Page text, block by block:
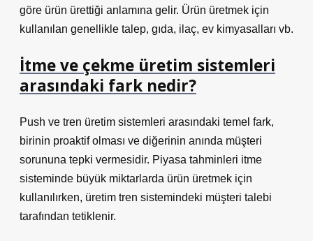
göre ürün ürettiği anlamına gelir. Ürün üretmek için
kullanılan genellikle talep, gıda, ilaç, ev kimyasalları vb.
İtme ve çekme üretim sistemleri
arasındaki fark nedir?
Push ve tren üretim sistemleri arasındaki temel fark,
birinin proaktif olması ve diğerinin anında müşteri
sorununa tepki vermesidir. Piyasa tahminleri itme
sisteminde büyük miktarlarda ürün üretmek için
kullanılırken, üretim tren sistemindeki müşteri talebi
tarafından tetiklenir.